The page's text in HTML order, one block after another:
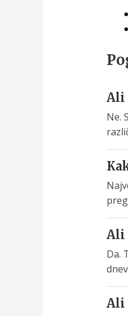
Ali
Ne.
Ali
Da.
Ali